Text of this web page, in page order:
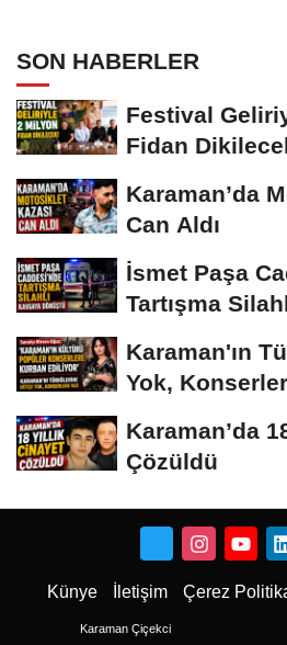
SON HABERLER
Festival
Fidan
Karaman’da
Can Aldı
İsmet Paşa
Tartışma
Karaman'ın
Yok,
Karaman’da
Çözüldü
Künye İletişim Çerez
Karaman Çiçekci